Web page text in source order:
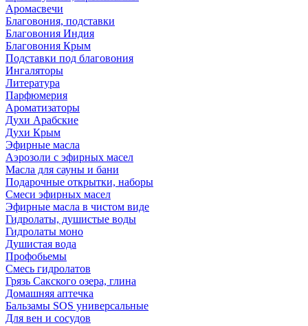
Аромасвечи
Благовония, подставки
Благовония Индия
Благовония Крым
Подставки под благовония
Ингаляторы
Литература
Парфюмерия
Ароматизаторы
Духи Арабские
Духи Крым
Эфирные масла
Аэрозоли с эфирных масел
Масла для сауны и бани
Подарочные открытки, наборы
Смеси эфирных масел
Эфирные масла в чистом виде
Гидролаты, душистые воды
Гидролаты моно
Душистая вода
Профобьемы
Смесь гидролатов
Грязь Сакского озера, глина
Домашняя аптечка
Бальзамы SOS универсальные
Для вен и сосудов